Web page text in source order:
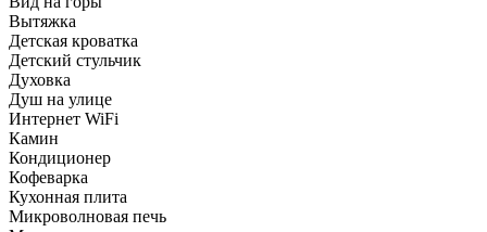
Вытяжка
Детская кроватка
Детский стульчик
Духовка
Душ на улице
Интернет WiFi
Камин
Кондиционер
Кофеварка
Кухонная плита
Микроволновая печь